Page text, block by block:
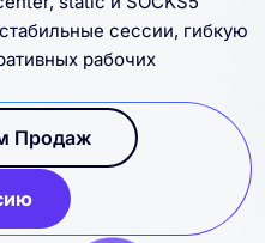
static и SOCKS5
сессии, гибкую
рабочих
Продаж